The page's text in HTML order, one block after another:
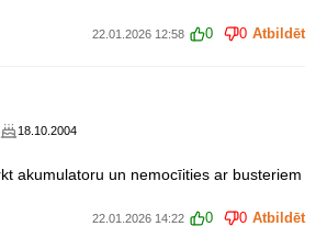
22.01.2026 12:58 0 0 Atbildēt
18.10.2004
akumulatoru un nemocīities ar busteriem
22.01.2026 14:22 0 0 Atbildēt